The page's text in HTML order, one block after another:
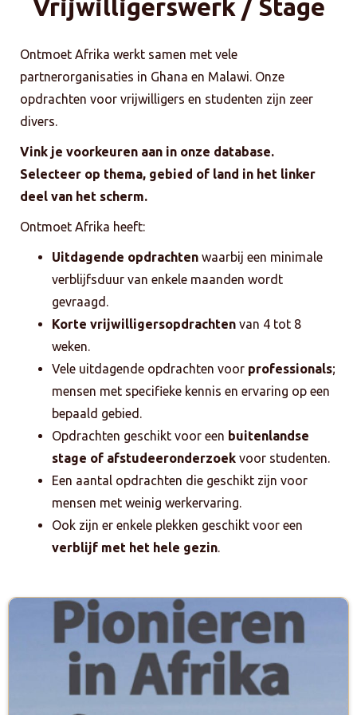
Vrijwilligerswerk / Stage
Ontmoet Afrika werkt samen met vele
partnerorganisaties in Ghana en Malawi. Onze
opdrachten voor vrijwilligers en studenten zijn zeer
divers.
Vink je voorkeuren aan in onze database.
Selecteer op thema, gebied of land in het linker
deel van het scherm.
Ontmoet Afrika heeft:
Uitdagende opdrachten waarbij een minimale
verblijfsduur van enkele maanden wordt
gevraagd.
Korte vrijwilligersopdrachten van 4 tot 8
weken.
Vele uitdagende opdrachten voor professionals;
mensen met specifieke kennis en ervaring op een
bepaald gebied.
Opdrachten geschikt voor een buitenlandse
stage of afstudeeronderzoek voor studenten.
Een aantal opdrachten die geschikt zijn voor
mensen met weinig werkervaring.
Ook zijn er enkele plekken geschikt voor een
verblijf met het hele gezin.